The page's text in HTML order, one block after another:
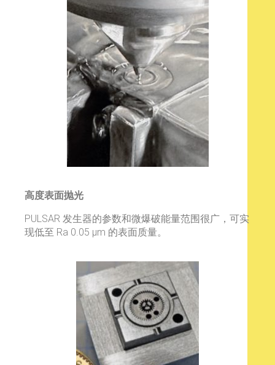
高度表面抛光
PULSAR 发生器的参数和微爆破能量范围很广，可实
现低至 Ra 0.05 μm 的表面质量。